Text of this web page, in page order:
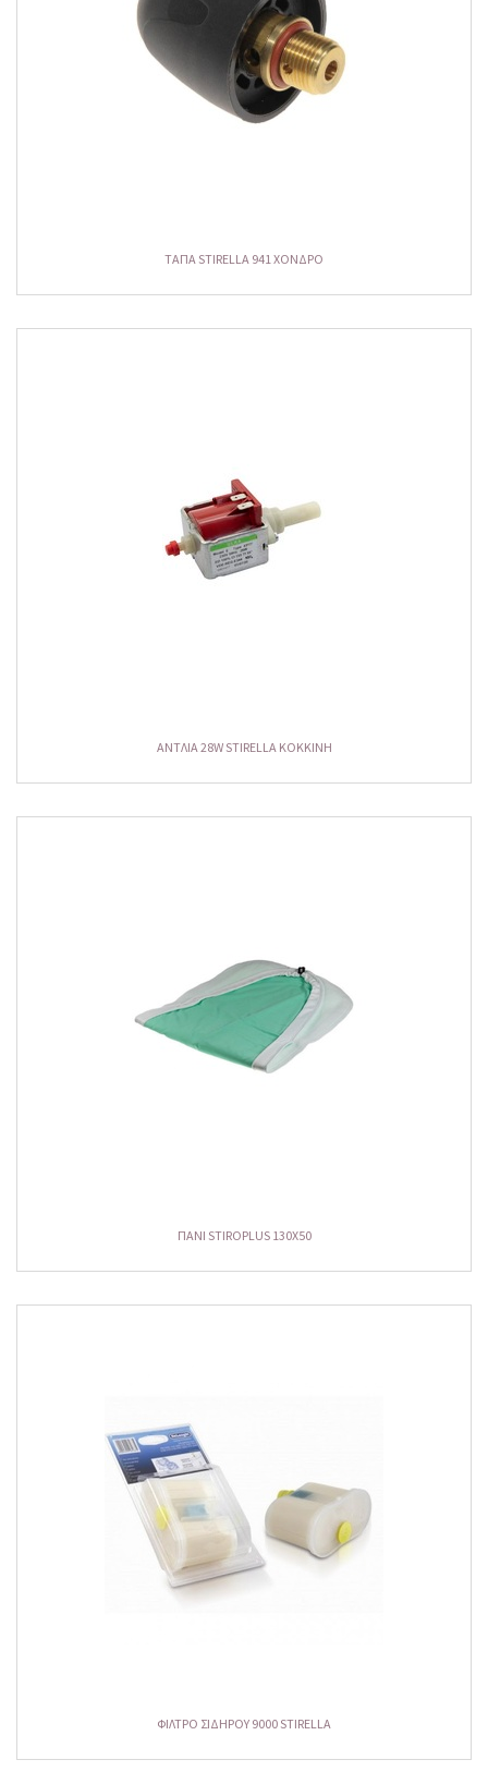
ΤΑΠΑ STIRELLA 941 ΧΟΝΔΡΟ
ΑΝΤΛΙΑ 28W STIRELLA KOKKINH
ΠΑΝΙ STIROPLUS 130X50
ΦΙΛΤΡΟ ΣΙΔΗΡΟΥ 9000 STIRELLA